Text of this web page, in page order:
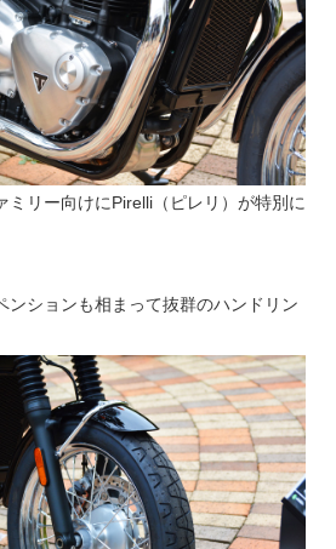
ミリー向けにPirelli（ピレリ）が特別に
ンションも相まって抜群のハンドリン